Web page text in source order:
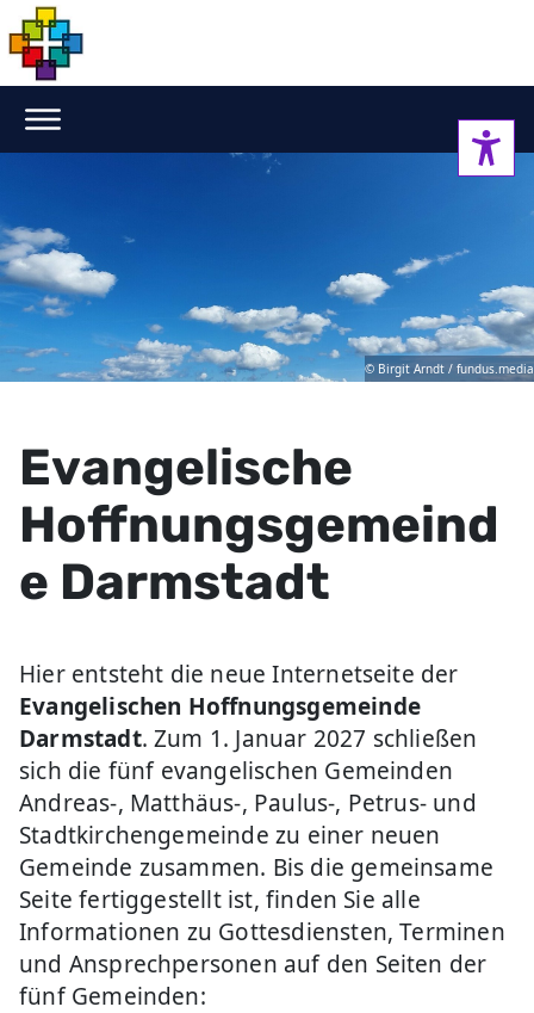
© Birgit Arndt / fundus.media
Evangelische
Hoffnungsgemeind
e Darmstadt
Hier entsteht die neue Internetseite der
Evangelischen Hoffnungsgemeinde
Darmstadt. Zum 1. Januar 2027 schließen
sich die fünf evangelischen Gemeinden
Andreas-, Matthäus-, Paulus-, Petrus- und
Stadtkirchengemeinde zu einer neuen
Gemeinde zusammen. Bis die gemeinsame
Seite fertiggestellt ist, finden Sie alle
Informationen zu Gottesdiensten, Terminen
und Ansprechpersonen auf den Seiten der
fünf Gemeinden: